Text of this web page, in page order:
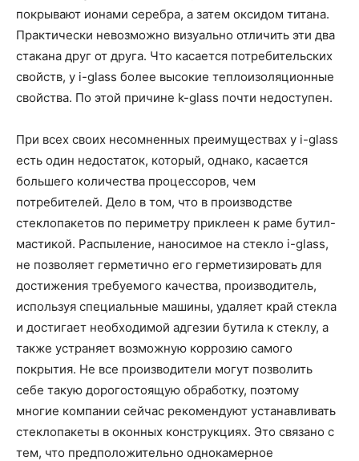
покрывают ионами серебра, а затем оксидом титана.
Практически невозможно визуально отличить эти два
стакана друг от друга. Что касается потребительских
свойств, у i-glass более высокие теплоизоляционные
свойства. По этой причине k-glass почти недоступен.
При всех своих несомненных преимуществах у i-glass
есть один недостаток, который, однако, касается
большего количества процессоров, чем
потребителей. Дело в том, что в производстве
стеклопакетов по периметру приклеен к раме бутил-
мастикой. Распыление, наносимое на стекло i-glass,
не позволяет герметично его герметизировать для
достижения требуемого качества, производитель,
используя специальные машины, удаляет край стекла
и достигает необходимой адгезии бутила к стеклу, а
также устраняет возможную коррозию самого
покрытия. Не все производители могут позволить
себе такую дорогостоящую обработку, поэтому
многие компании сейчас рекомендуют устанавливать
стеклопакеты в оконных конструкциях. Это связано с
тем, что предположительно однокамерное